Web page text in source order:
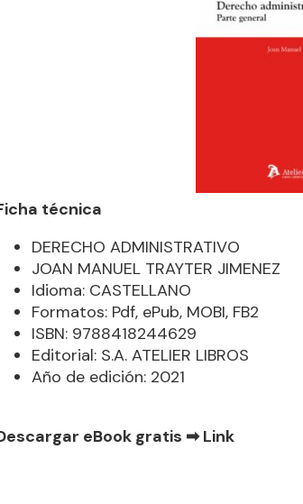
técnica
DERECHO ADMINISTRATIVO
JOAN MANUEL TRAYTER JIMENEZ
Idioma: CASTELLANO
Formatos: Pdf, ePub, MOBI, FB2
ISBN: 9788418244629
Editorial: S.A. ATELIER LIBROS
Año de edición: 2021
eBook gratis ➡Link